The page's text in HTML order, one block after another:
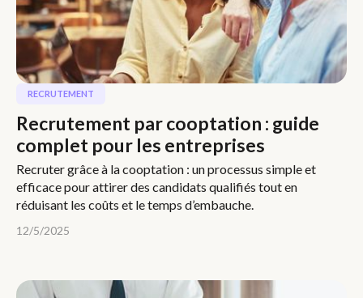
RECRUTEMENT
Recrutement par cooptation : guide
complet pour les entreprises
Recruter grâce à la cooptation : un processus simple et
efficace pour attirer des candidats qualifiés tout en
réduisant les coûts et le temps d’embauche.
12/5/2025